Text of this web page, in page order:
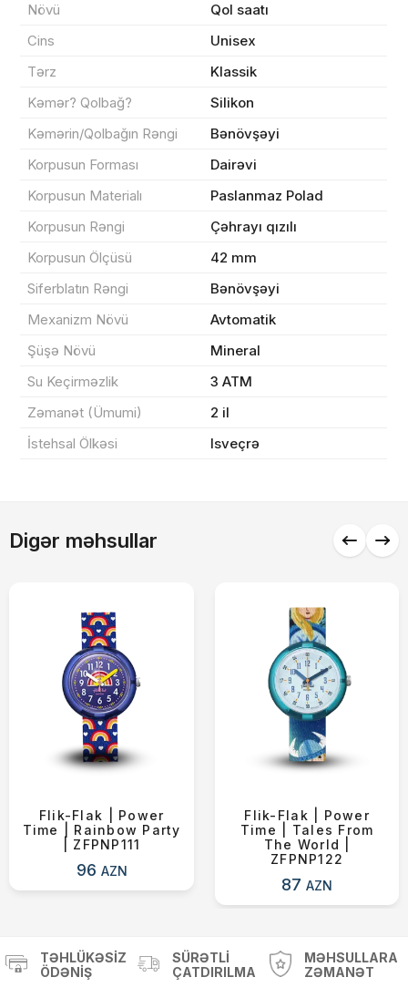
Növü
Qol saatı
Cins
Unisex
Tərz
Klassik
Kəmər? Qolbağ?
Silikon
Kəmərin/Qolbağın Rəngi
Bənövşəyi
Korpusun Forması
Dairəvi
Korpusun Materialı
Paslanmaz Polad
Korpusun Rəngi
Çəhrayı qızılı
Korpusun Ölçüsü
42 mm
Siferblatın Rəngi
Bənövşəyi
Mexanizm Növü
Avtomatik
Şüşə Növü
Mineral
Su Keçirməzlik
3 ATM
Zəmanət (Ümumi)
2 il
İstehsal Ölkəsi
Isveçrə
Digər məhsullar
Flik-Flak | Power
Time | Rainbow Party
| ZFPNP111
96 AZN
Flik-Flak | Power
Time | Tales From
The World |
ZFPNP122
87AZN
Çatdırılma
Yekun məbləğ
Sifarişi rəsmiləşdir
Alış-verişə davam et
OK
TƏHLÜKƏSIZ
ÖDƏNIŞ
SÜRƏTLI
ÇATDIRILMA
MƏHSULLARA
ZƏMANƏT